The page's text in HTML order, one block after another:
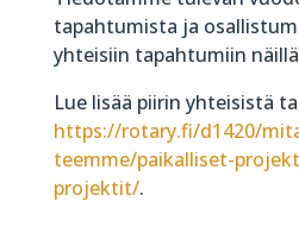
tapahtumista ja
yhteisiin tapahtumiin
Lue lisää piirin yhteisistä
https://rotary.fi/d1420/
teemme/paikalliset-
projektit/.